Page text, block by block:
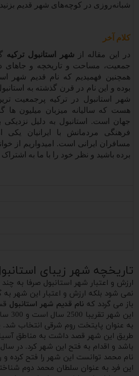
شبانه‌روزی در کوچه‌های شهر قدیم بزنید
کلام آخر
در این مقاله از شهر استانبول ترکیه
جمعیت، مساحت و تاریخچه و جاهای
همچنین فهمیدیم که نام قدیم شهر
بوده و این نام در قرن گذشته به
شهر استانبول در ترکیه پرجمعیت
هست که سالیانه میزبان میلیون ها
جهان است. استانبول به دلیل نزدیکی
فرهنگی مردمانش با ایرانیان
مسافران ایرانی است. امیدواریم از
برده باشید و نظر خود را با ما به اشتراک
تاریخچه شهر زیبای
ارزش و اعتبار شهر استانبول صرفا به
نمی شود بلکه ارزش و اعتبار این شهر
باز می گردد که نام قدیم شهر استانبول
این
به عنوان پایتخت روم شرقی انتخاب شد.
طریق این شهر قصد داشت به مناطق
نام محمد توانست این شهر را فتح کرده و
این فرد به عنوان سلطان محمد دوم